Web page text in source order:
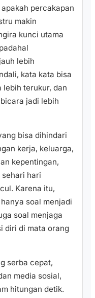
percakapan
makin
kunci utama
lebih
kata kata bisa
lebih terukur, dan
jadi lebih
bisa dihindari
kerja, keluarga,
kepentingan,
sehari hari
Karena itu,
soal menjadi
soal menjaga
diri di mata orang
serba cepat,
media sosial,
hitungan detik.